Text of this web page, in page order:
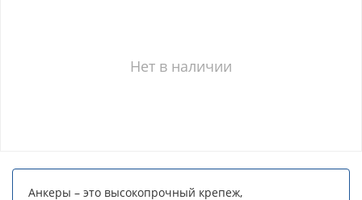
Нет в наличии
Анкеры – это высокопрочный крепеж,